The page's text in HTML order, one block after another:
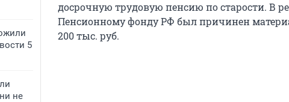
5
не
досрочную трудовую пенсию по старости. В
Пенсионному фонду РФ был причинен
200 тыс. руб.